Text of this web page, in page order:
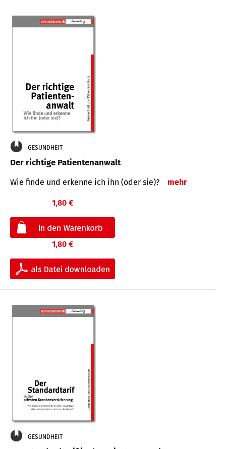
GESUNDHEIT
Der richtige Patientenanwalt
Wie finde und erkenne ich ihn (oder sie)? mehr
1,80 €
1,80 €
GESUNDHEIT